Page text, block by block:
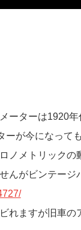
ーターは1920
ーが今になって
ノメトリック
んがビンテージ
れますが旧車の